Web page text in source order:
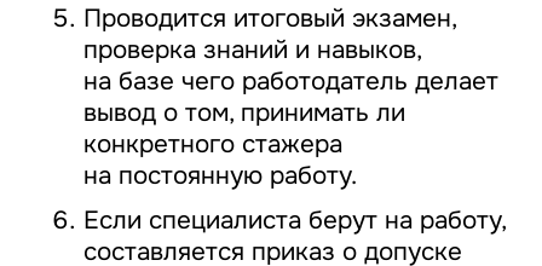
Проводится итоговый экзамен,
проверка знаний и навыков,
на базе чего работодатель делает
вывод о том, принимать ли
конкретного стажера
на постоянную работу.
Если специалиста берут на работу,
составляется приказ о допуске